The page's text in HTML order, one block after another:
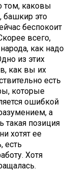
том, каковы
башкир это
беспокоит
всего,
как надо
из этих
как вы их
есть
которые
ошибкой
а
позиция
хотят ее
есть
Хотя